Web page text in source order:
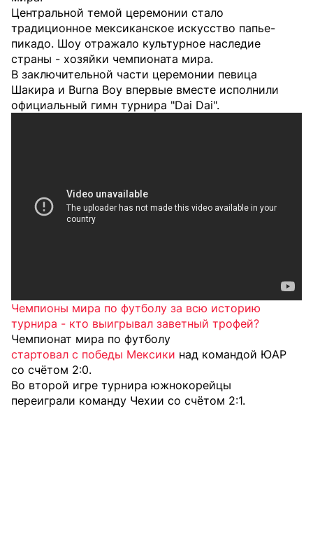
Центральной темой церемонии стало
традиционное мексиканское искусство папье-
пикадо. Шоу отражало культурное наследие
страны - хозяйки чемпионата мира.
В заключительной части церемонии певица
Шакира и Burna Boy впервые вместе исполнили
официальный гимн турнира "Dai Dai".
Чемпионы мира по футболу за всю историю
турнира - кто выигрывал заветный трофей?
Чемпионат мира по футболу
стартовал с победы Мексики над командой ЮАР
со счётом 2:0.
Во второй игре турнира южнокорейцы
переиграли команду Чехии со счётом 2:1.